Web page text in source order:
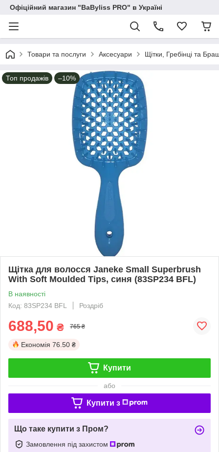
Офіційний магазин "BaByliss PRO" в Україні
Товари та послуги Аксесуари Щітки, Гребінці та
Топ продажів –10%
Щітка для волосся Janeke Small Superbrush
With Soft Moulded Tips, синя (83SP234 BFL)
В наявності
Код: 83SP234 BFL
Роздріб
688,50 ₴ 765 ₴
Економія 76.50 ₴
Купити
або
Купити з
Що таке купити з Пром?
Замовлення під захистом